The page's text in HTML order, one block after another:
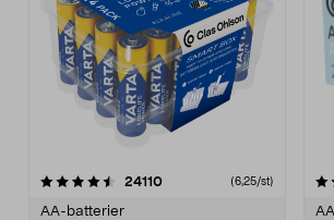
24110recensioner(6,25/st)
AA-batterier
4.5av 5 stjärnor